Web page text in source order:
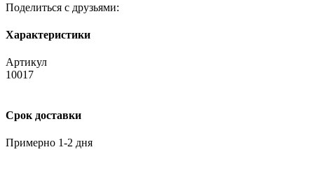
Поделиться с друзьями:
Характеристики
Артикул
10017
Срок доставки
Примерно 1-2 дня